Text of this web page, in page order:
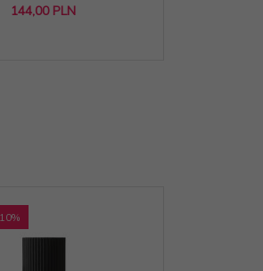
144,00 PLN
%